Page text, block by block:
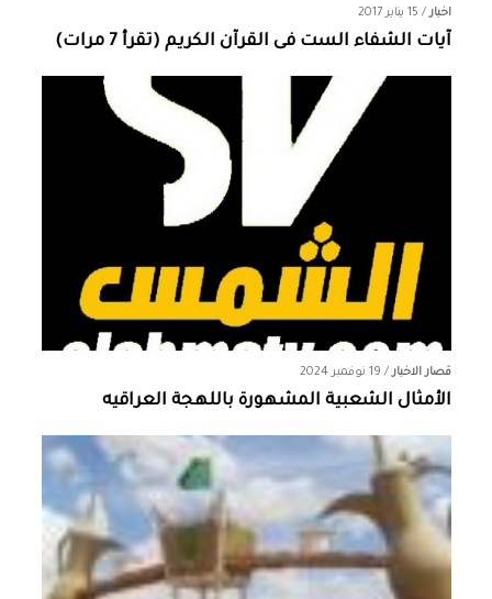
اخبار/ 15 يناير 2017
آيات الشفاء الست فى القرآن الكريم (تقرأ 7 مرات)
قصار الاخبار/ 19 نوفمبر 2024
الأمثال الشعبية المشهورة باللهجة العراقيه